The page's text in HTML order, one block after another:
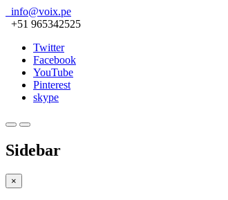
info@voix.pe
+51 965342525
Twitter
Facebook
YouTube
Pinterest
skype
Sidebar
×